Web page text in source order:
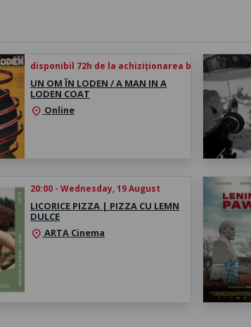
disponibil 72h de la achiziționarea biletului
UN OM ÎN LODEN / A MAN IN A
LODEN COAT
location_on Online
20:00 - Wednesday, 19 August
LICORICE PIZZA | PIZZA CU LEMN
DULCE
location_on ARTA Cinema